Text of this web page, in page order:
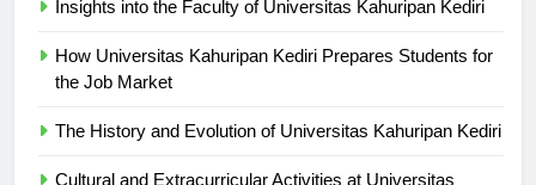
How Universitas Kahuripan Kediri Prepares Students for